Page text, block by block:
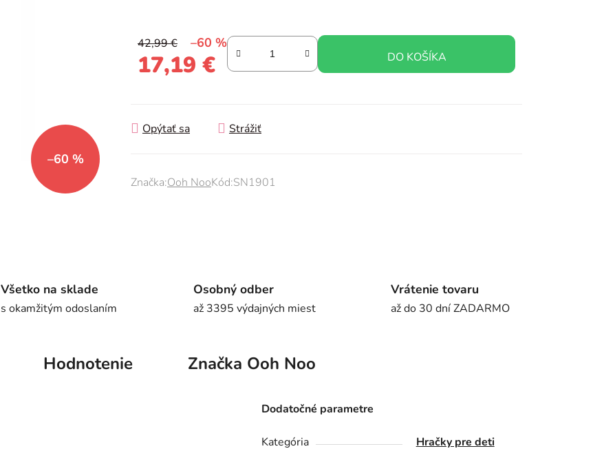
hviezdičiek.
42,99 € –60 %
17,19 € DO KOŠÍKA
Opýtať sa Strážiť
Značka:Ooh NooKód:SN1901
–60 %
Všetko na sklade
s okamžitým odoslaním
Osobný odber
až 3395 výdajných miest
Vrátenie tovaru
až do 30 dní ZADARMO
Hodnotenie Značka Ooh Noo
Dodatočné parametre
Kategória
Hračky pre deti